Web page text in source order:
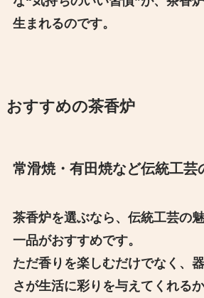
生まれるのです。
おすすめの茶香炉
常滑焼・有田焼など伝統工芸
茶香炉を選ぶなら、伝統工芸の
一品がおすすめです。
ただ香りを楽しむだけでなく、
さが生活に彩りを与えてくれるか